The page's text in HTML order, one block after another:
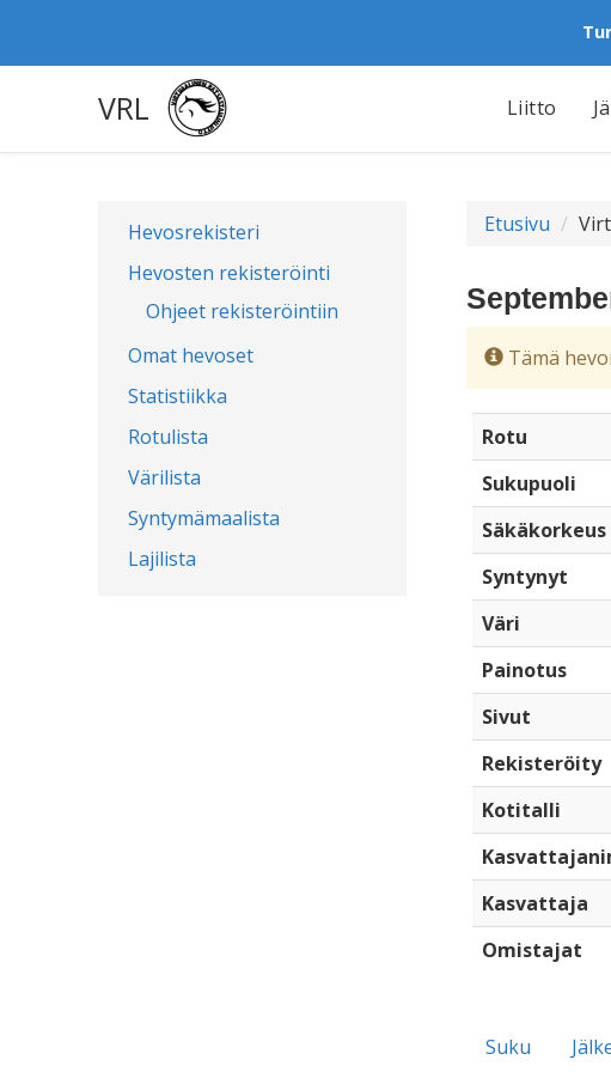
VRL Liitto
Hevosrekisteri
Hevosten rekisteröinti
Ohjeet rekisteröintiin
Omat hevoset
Statistiikka
Rotulista
Värilista
Syntymämaalista
Lajilista
Etusivu
Tämä
Rotu
Sukupuoli
Säkäkorkeus
Syntynyt
Väri
Painotus
Sivut
Rekisteröity
Kotitalli
Kasvattaja
Omistajat
Suku